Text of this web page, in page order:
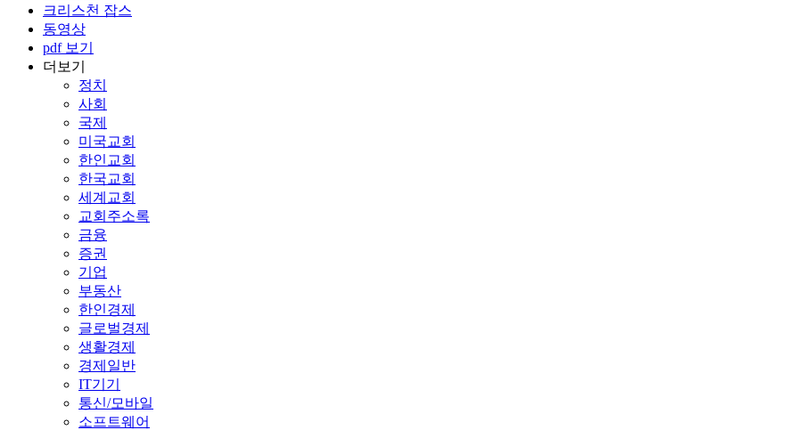
크리스천 잡스
동영상
pdf 보기
더보기
정치
사회
국제
미국교회
한인교회
한국교회
세계교회
교회주소록
금융
증권
기업
부동산
한인경제
글로벌경제
생활경제
경제일반
IT기기
통신/모바일
소프트웨어